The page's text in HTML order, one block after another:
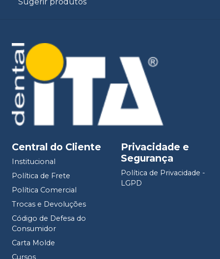
Sugerir produtos
Central do Cliente
Institucional
Política de Frete
Política Comercial
Trocas e Devoluções
Código de Defesa do
Consumidor
Carta Molde
Cursos
Privacidade e
Segurança
Política de Privacidade -
LGPD